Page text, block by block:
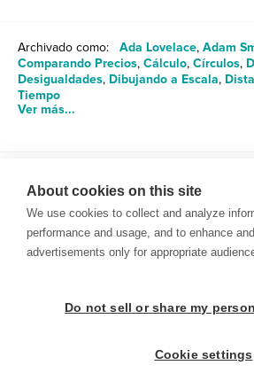
Archivado como: Ada Lovelace, Adam
Comparando Precios, Cálculo, Círculos,
Desigualdades, Dibujando a Escala,
Tiempo
Ver más...
About cookies on this site
We use cookies to collect and analyze
performance and usage, and to enhance
advertisements only for appropriate
Do not sell or share my
Cookie settings